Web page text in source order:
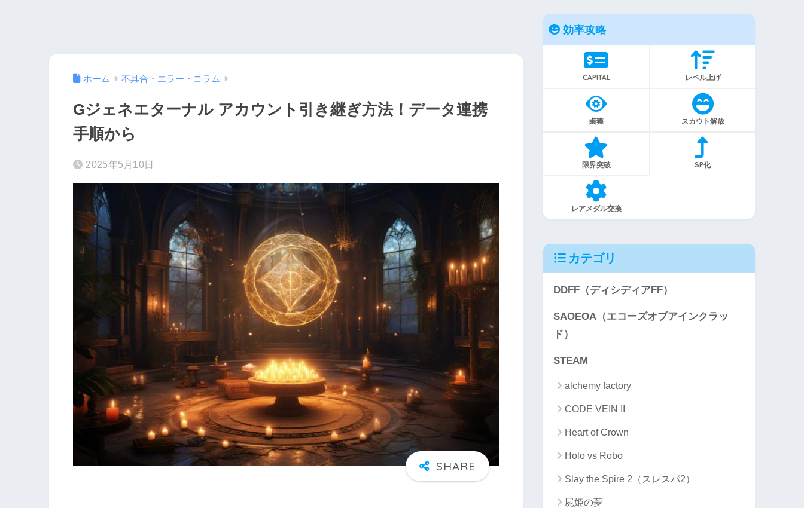
ホーム 不具合・エラー・コラム
Gジェネエターナル アカウント引き継ぎ方法！データ連携
手順から
2025年5月10日
効率攻略
CAPITAL レベル上げ
鹵獲 スカウト解放
限界突破 SP化
レアメダル交換
カテゴリ
DDFF（ディシディアFF）
SAOEOA（エコーズオブアインクラッ
ド）
STEAM
alchemy factory
CODE VEIN II
Heart of Crown
Holo vs Robo
Slay the Spire 2（スレスパ2）
屍姫の夢